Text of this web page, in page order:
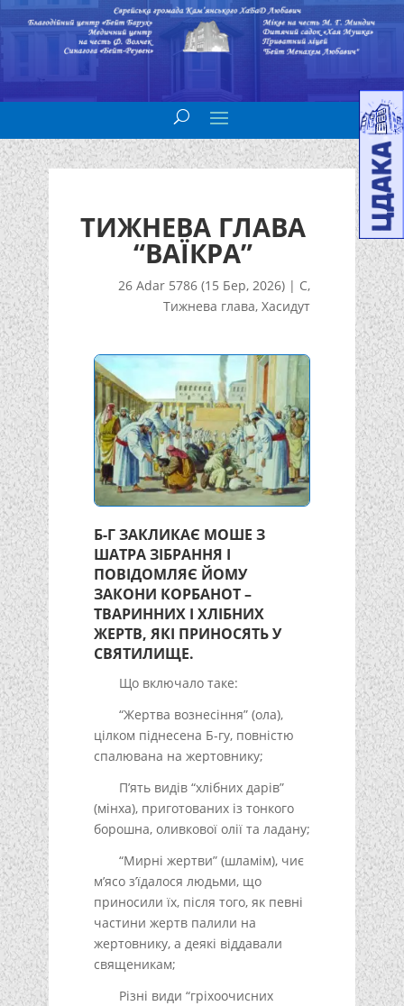
ТИЖНЕВА ГЛАВА
“ВАЇКРА”
26 Adar 5786 (15 Бер, 2026) | С,
Тижнева глава,Хасидут
Б-Г ЗАКЛИКАЄ МОШЕ З
ШАТРА ЗІБРАННЯ І
ПОВІДОМЛЯЄ ЙОМУ
ЗАКОНИ КОРБАНОТ –
ТВАРИННИХ І ХЛІБНИХ
ЖЕРТВ, ЯКІ ПРИНОСЯТЬ У
СВЯТИЛИЩЕ.
Що включало таке:
“Жертва вознесіння” (ола),
цілком піднесена Б-гу, повністю
спалювана на жертовнику;
П’ять видів “хлібних дарів”
(мінха), приготованих із тонкого
борошна, оливкової олії та ладану;
“Мирні жертви” (шламім), чиє
м’ясо з’їдалося людьми, що
приносили їх, після того, як певні
частини жертв палили на
жертовнику, а деякі віддавали
священикам;
Різні види “гріхоочисних